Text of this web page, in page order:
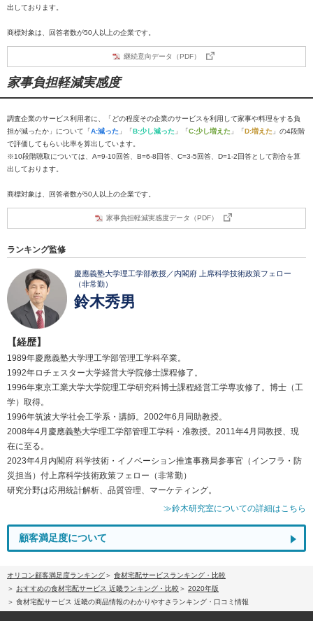
出しております。
商標対象は、回答者数が50人以上の企業です。
継続意向データ（PDF）
家事負担軽減実感度
調査企業のサービス利用者に、「どの程度その企業のサービスを利用して家事や料理をする負
担が減ったか」について「A:減った 」「B:少し減った 」「C:少し増えた 」「D:増えた 」の4段階
で評価してもらい比率を算出しています。
※10段階聴取については、A=9-10回答、B=6-8回答、C=3-5回答、D=1-2回答として割合を算
出しております。
商標対象は、回答者数が50人以上の企業です。
家事負担軽減実感度データ（PDF）
ランキング監修
慶應義塾大学理工学部教授／内閣府 上席科学技術政策フェロー
（非常勤）
鈴木秀男
【経歴】
1989年慶應義塾大学理工学部管理工学科卒業。
1992年ロチェスター大学経営大学院修士課程修了。
1996年東京工業大学大学院理工学研究科博士課程経営工学専攻修了。博士（工
学）取得。
1996年筑波大学社会工学系・講師。2002年6月同助教授。
2008年4月慶應義塾大学理工学部管理工学科・准教授。2011年4月同教授、現
在に至る。
2023年4月内閣府 科学技術・イノベーション推進事務局参事官（インフラ・防
災担当）付上席科学技術政策フェロー（非常勤）
研究分野は応用統計解析、品質管理、マーケティング。
≫鈴木研究室についての詳細はこちら
顧客満足度について
オリコン顧客満足度ランキング
食材宅配サービスランキング・比較
おすすめの食材宅配サービス 近畿ランキング・比較
2020年版
食材宅配サービス 近畿の商品情報のわかりやすさランキング・口コミ情報